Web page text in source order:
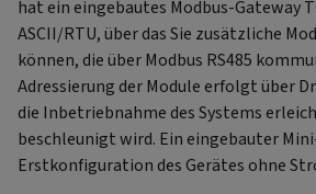
hat ein eingebautes Modbus-Gateway
ASCII/RTU, über das Sie zusätzliche
können, die über Modbus RS485
Adressierung der Module erfolgt über
die Inbetriebnahme des Systems
beschleunigt wird. Ein eingebauter
Erstkonfiguration des Gerätes ohne